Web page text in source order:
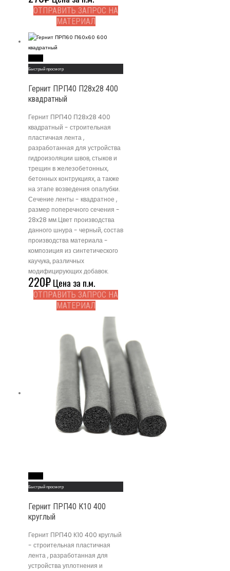
ОТПРАВИТЬ ЗАПРОС НА
МАТЕРИАЛ
Быстрый просмотр
Гернит ПРП40 П28х28 400
квадратный
Гернит ПРП40 П28х28 400
квадратный - строительная
пластичная лента ,
разработанная для устройства
гидроизоляции швов, стыков и
трещин в железобетонных,
бетонных контрукциях, а также
на этапе возведения опалубки.
Сечение ленты - квадратное ,
размер поперечного сечения -
28x28 мм.Цвет производства
данного шнура - черный, состав
производства материала -
композиция из синтетического
каучука, различных
модифицирующих добавок.
220₽Цена за п.м.
ОТПРАВИТЬ ЗАПРОС НА
МАТЕРИАЛ
Быстрый просмотр
Гернит ПРП40 К10 400
круглый
Гернит ПРП40 К10 400 круглый
- строительная пластичная
лента , разработанная для
устройства уплотнения и